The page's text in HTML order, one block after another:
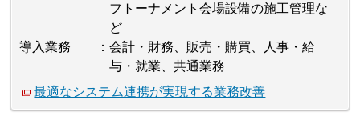
フトーナメント会場設備の施工管理な
ど
導入業務
会計・財務、販売・購買、人事・給
与・就業、共通業務
最適なシステム連携が実現する業務改善